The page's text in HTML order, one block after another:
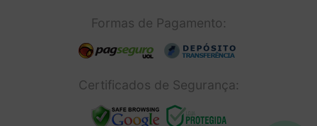
Formas de Pagamento:
Certificados de Segurança: